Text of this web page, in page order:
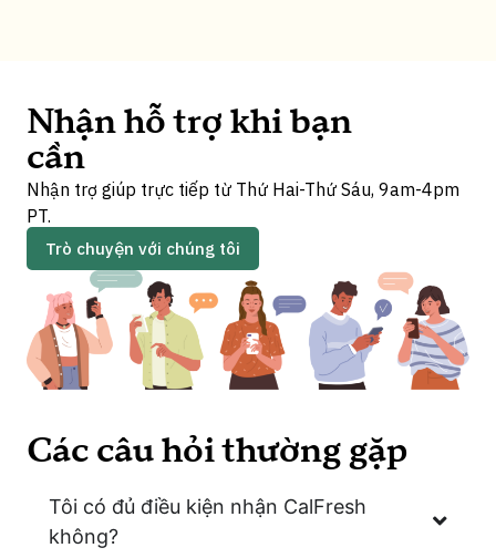
Nhận hỗ trợ khi bạn
cần
Nhận trợ giúp trực tiếp từ Thứ Hai-Thứ Sáu, 9am-4pm
PT.
Trò chuyện với chúng tôi
Các câu hỏi thường gặp
Tôi có đủ điều kiện nhận CalFresh
không?